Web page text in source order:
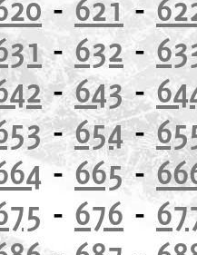
- 621 -
- 632-
-643-
-654-
- 665-
- 676 -